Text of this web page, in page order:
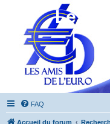
Les
FAQ
Accueil du forum